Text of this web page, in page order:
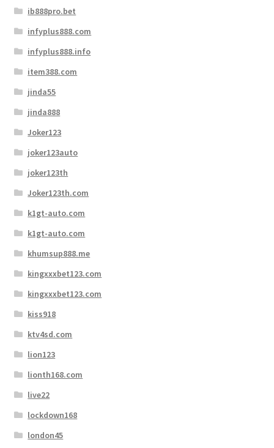
ib888pro.bet
infyplus888.com
infyplus888.info
item388.com
jinda55
jinda888
Joker123
joker123auto
joker123th
Joker123th.com
k1gt-auto.com
k1gt-auto.com
khumsup888.me
kingxxxbet123.com
kingxxxbet123.com
kiss918
ktv4sd.com
lion123
lionth168.com
live22
lockdown168
london45